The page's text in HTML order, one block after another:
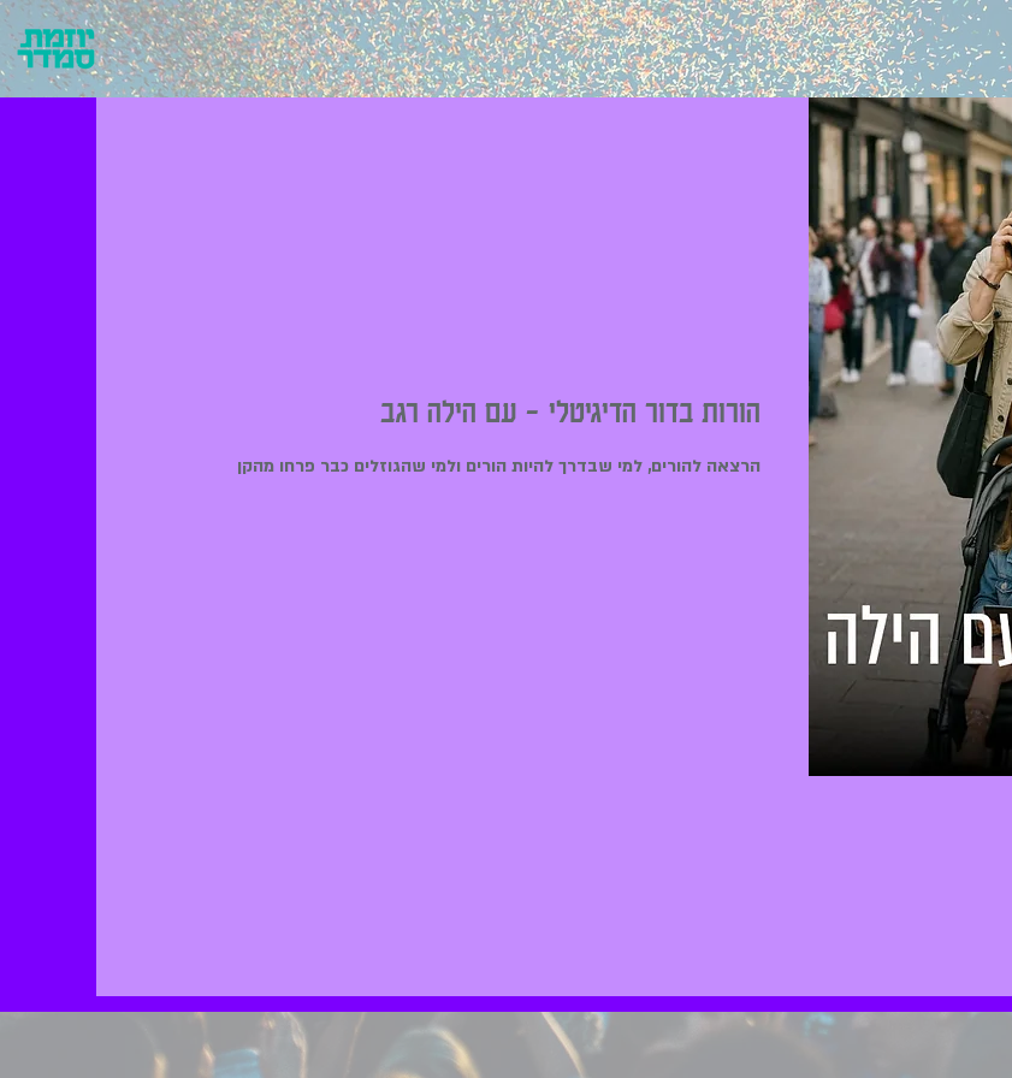
הורות בדור הדיגיטלי - עם הילה רגב
הרצאה להורים, למי שבדרך להיות הורים ולמי שהגוזלים כבר פרחו מהקן